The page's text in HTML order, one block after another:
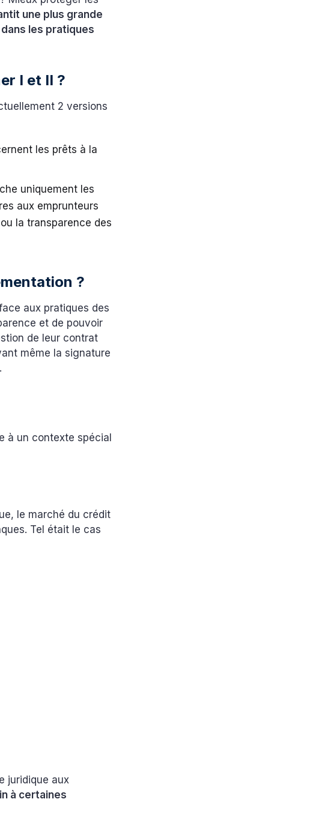
une plus grande
les pratiques
I et II ?
2 versions
les prêts à la
uniquement les
aux emprunteurs
la transparence des
?
aux pratiques des
et de pouvoir
de leur contrat
même la signature
à un contexte spécial
le marché du crédit
Tel était le cas
juridique aux
à certaines